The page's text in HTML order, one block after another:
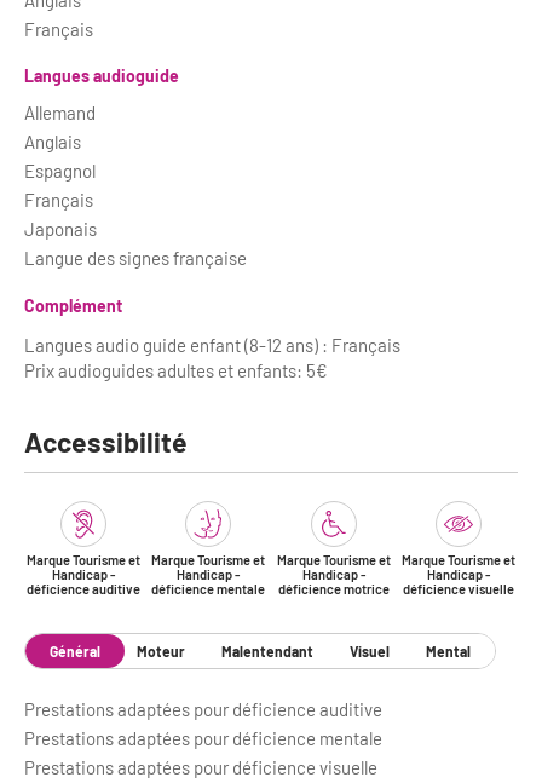
Français
Langues audioguide
Allemand
Anglais
Espagnol
Français
Japonais
Langue des signes française
Complément
Langues audio guide enfant (8-12 ans) : Français
Prix audioguides adultes et enfants: 5€
Accessibilité
Marque Tourisme et
Handicap -
déficience auditive
Marque Tourisme et
Handicap -
déficience mentale
Marque Tourisme et
Handicap -
déficience motrice
Marque Tourisme et
Handicap -
déficience visuelle
Général Moteur Malentendant Visuel Mental
Prestations adaptées pour déficience auditive
Prestations adaptées pour déficience mentale
Prestations adaptées pour déficience visuelle